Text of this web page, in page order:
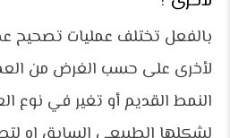
بالفعل تختلف عمليات تصحيح
لأخرى على حسب الغرض من
النمط القديم أو تغير في نوع